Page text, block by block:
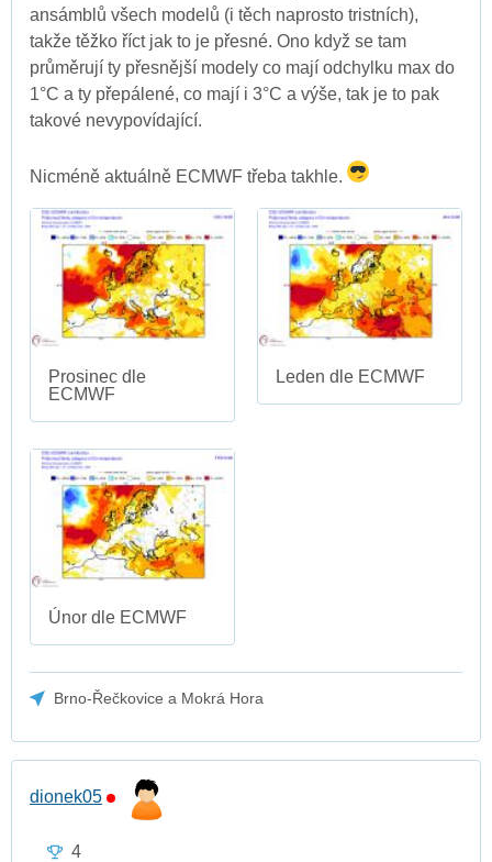
ansámblů všech modelů (i těch naprosto tristních),
takže těžko říct jak to je přesné. Ono když se tam
průměrují ty přesnější modely co mají odchylku max do
1°C a ty přepálené, co mají i 3°C a výše, tak je to pak
takové nevypovídající.
Nicméně aktuálně ECMWF třeba takhle.
Prosinec dle
ECMWF
Leden dle ECMWF
Únor dle ECMWF
Brno-Řečkovice a Mokrá Hora
dionek05
4